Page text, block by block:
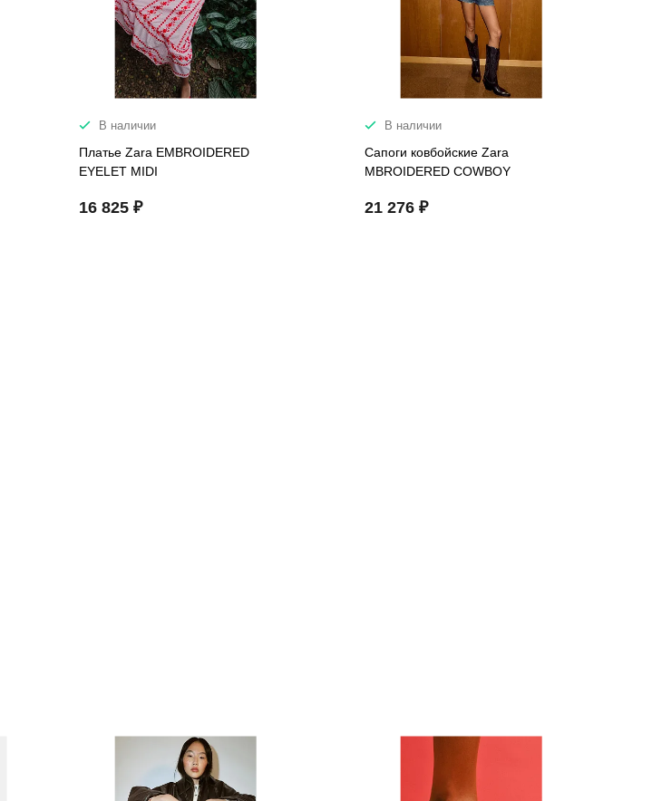
В наличии
Платье Zara EMBROIDERED
EYELET MIDI
16 825 ₽
В наличии
Сапоги ковбойские Zara
MBROIDERED COWBOY
21 276 ₽